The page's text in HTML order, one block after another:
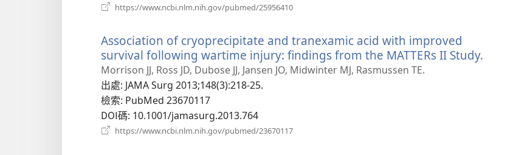
https://www.ncbi.nlm.nih.gov/pubmed/25956410
視
窗）
Association of cryoprecipitate and tranexamic acid with improved
survival following wartime injury: findings from the MATTERs II Study.
Morrison JJ, Ross JD, Dubose JJ, Jansen JO, Midwinter MJ, Rasmussen TE.
出處‎: JAMA Surg 2013;148(3):218-25.
檢索‎: PubMed 23670117
DOI碼‎: 10.1001/jamasurg.2013.764
https://www.ncbi.nlm.nih.gov/pubmed/23670117